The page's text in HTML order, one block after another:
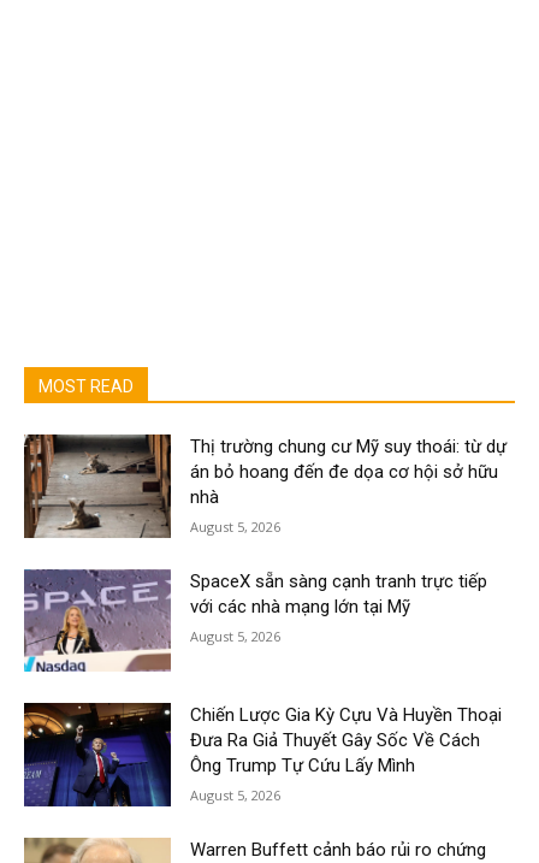
MOST READ
Thị trường chung cư Mỹ suy thoái: từ dự
án bỏ hoang đến đe dọa cơ hội sở hữu
nhà
August 5, 2026
SpaceX sẵn sàng cạnh tranh trực tiếp
với các nhà mạng lớn tại Mỹ
August 5, 2026
Chiến Lược Gia Kỳ Cựu Và Huyền Thoại
Đưa Ra Giả Thuyết Gây Sốc Về Cách
Ông Trump Tự Cứu Lấy Mình
August 5, 2026
Warren Buffett cảnh báo rủi ro chứng